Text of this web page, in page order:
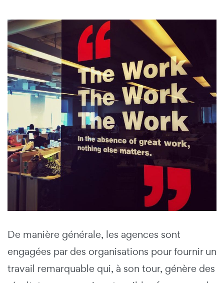
De manière générale, les agences sont
engagées par des organisations pour fournir un
travail remarquable qui, à son tour, génère des